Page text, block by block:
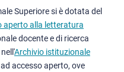
Superiore si è dotata del
aperto alla letteratura
docente e di ricerca
Archivio istituzionale
accesso aperto, ove